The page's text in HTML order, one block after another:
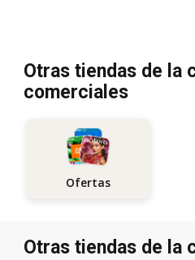
Otras tiendas de la
comerciales
Ofertas
Otras tiendas de la